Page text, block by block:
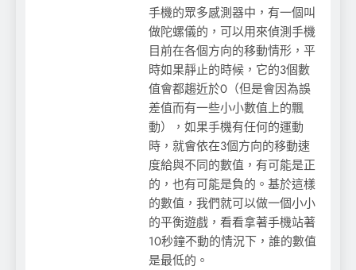
手機的眾多感測器中，有一個叫
做陀螺儀的，可以用來偵測手機
目前在各個方向的移動情形，平
時如果靜止的時候，它的3個數
值會都趨近於0（但是會因為誤
差值而有一些小小數值上的飄
動），如果手機有任何的運動
時，就會依在3個方向的移動速
度給與不同的數值，有可能是正
的，也有可能是負的。基於這樣
的數值，我們就可以做一個小小
的平衡遊戲，看看拿著手機站著
10秒鐘不動的情況下，誰的數值
是最低的。